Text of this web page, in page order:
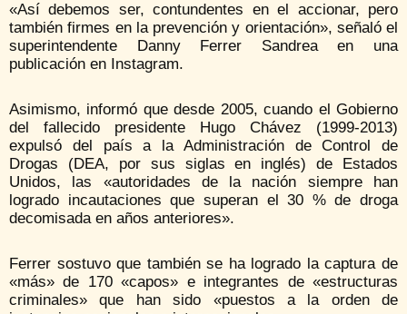
«Así debemos ser, contundentes en el accionar, pero
también firmes en la prevención y orientación», señaló el
superintendente Danny Ferrer Sandrea en una
publicación en Instagram.
Asimismo, informó que desde 2005, cuando el Gobierno
del fallecido presidente Hugo Chávez (1999-2013)
expulsó del país a la Administración de Control de
Drogas (DEA, por sus siglas en inglés) de Estados
Unidos, las «autoridades de la nación siempre han
logrado incautaciones que superan el 30 % de droga
decomisada en años anteriores».
Ferrer sostuvo que también se ha logrado la captura de
«más» de 170 «capos» e integrantes de «estructuras
criminales» que han sido «puestos a la orden de